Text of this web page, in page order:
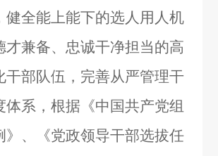
健全能上能下的选人用人机
才兼备、忠诚干净担当的高
干部队伍，完善从严管理干
体系，根据《中国共产党组
》、《党政领导干部选拔任